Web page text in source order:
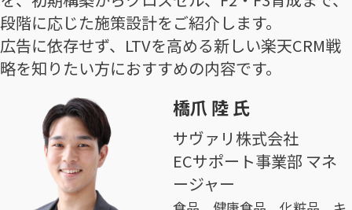
段階に応じた施策設計をご紹介します。
広告に依存せず、LTVを高める新しい楽天CRM戦
略を知りたい方におすすめの内容です。
橋爪 陸 氏
サヴァリ株式会社
ECサポート事業部 マネ
ージャー